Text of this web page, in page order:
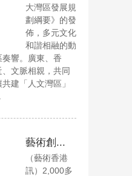
大灣區發展規
劃綱要》的發
佈，多元文化
和諧相融的動
奏響。廣東、香
文脈相親，共同
建「人文灣區」
藝術創...
（藝術香港
訊）2,000多